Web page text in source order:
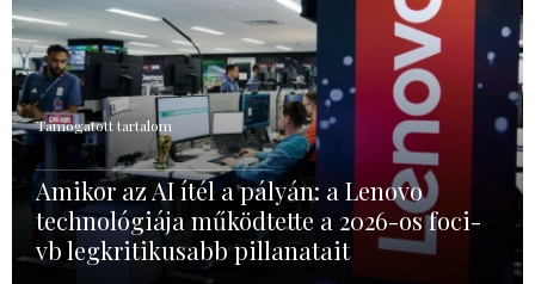
Támogatott tartalom
Amikor az AI ítél a pályán: a Lenovo
technológiája működtette a 2026-os foci-
vb legkritikusabb pillanatait